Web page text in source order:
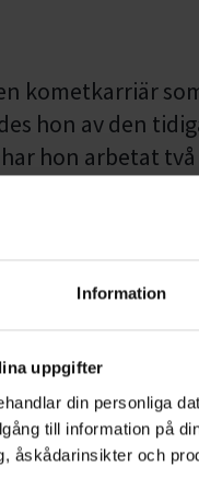
Information
uppgifter
din personliga
till information på
åskådarinsikter och
kometkarriär
hon av den
hon arbetat två
i
jag först
till så
en anledning
till en
det finns en
te och en bit
Ojala att